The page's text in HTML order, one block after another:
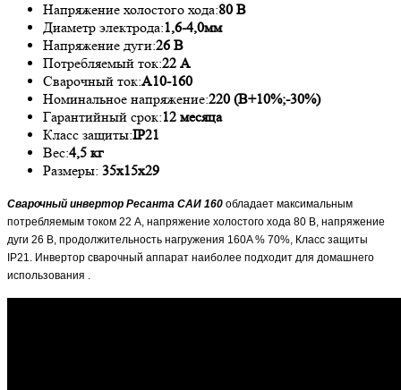
Напряжение холостого хода:80 В
Диаметр электрода:1,6-4,0мм
Напряжение дуги:26 В
Потребляемый ток:22 А
Сварочный ток:А10-160
Номинальное напряжение:220 (В+10%;-30%)
Гарантийный срок:12 месяца
Класс защиты:IP21
Вес:4,5 кг
Размеры: 35х15х29
Сварочный инвертор Ресанта САИ 160 обладает максимальным
потребляемым током 22 А, напряжение холостого хода 80 В, напряжение
дуги 26 В, продолжительность нагружения 160A % 70%, Класс защиты
IP21. Инвертор сварочный аппарат наиболее подходит для домашнего
использования .